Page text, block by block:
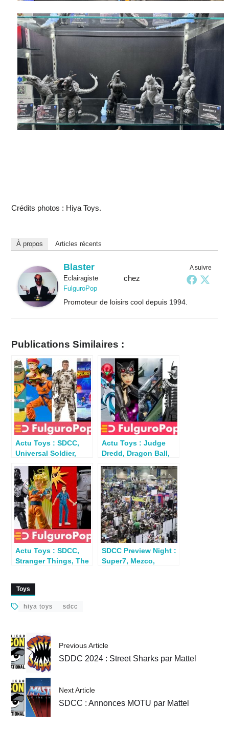
Crédits photos : Hiya Toys.
À propos Articles récents
A suivre
Blaster
Eclairagistechez
FulguroPop
Promoteur de loisirs cool depuis 1994.
Publications Similaires :
Actu Toys : SDCC,
Universal Soldier,
HACKS…
Actu Toys : Judge
Dredd, Dragon Ball,
Metroid…
Actu Toys : SDCC,
Stranger Things, The
SDCC Preview Night :
Super7, Mezco,
Toys
hiya toys sdcc
Previous Article
SDDC 2024 : Street Sharks par Mattel
Next Article
SDCC : Annonces MOTU par Mattel